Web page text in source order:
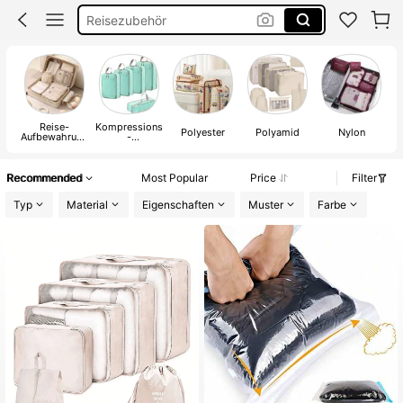
Reise Orginazer
Koffer Orgenizer
Reise-
Aufbewahrung
Kompressions
- Polyester Polyamid Nylon
Recommended Most Popular Price
Filter
Typ
Material Eigenschaften Muster Farbe